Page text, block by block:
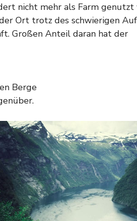
nicht mehr als Farm
Ort trotz des schwierigen
Großen Anteil daran hat der
Berge